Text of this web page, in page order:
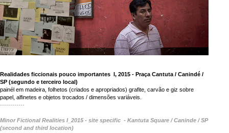
Realidades ficcionais pouco importantes I, 2015 - Praça Cantuta / Canindé /
SP (segundo e terceiro local)
painél em madeira, folhetos (criados e apropriados) grafite, carvão e giz sobre
papel, alfinetes e objetos trocados / dimensões variáveis.
------------
Minor Fictional Realities I_2015 - site specific - Kantuta Square / Caninde / SP
(second and third location)